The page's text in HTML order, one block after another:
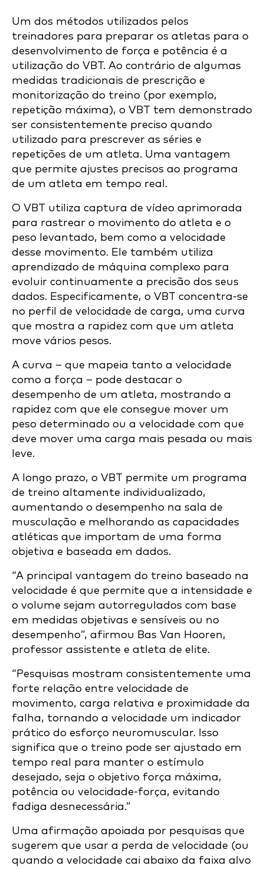
Um dos métodos utilizados pelos
treinadores para preparar os atletas para o
desenvolvimento de força e potência é a
utilização do VBT. Ao contrário de algumas
medidas tradicionais de prescrição e
monitorização do treino (por exemplo,
repetição máxima), o VBT tem demonstrado
ser consistentemente preciso quando
utilizado para prescrever as séries e
repetições de um atleta. Uma vantagem
que permite ajustes precisos ao programa
de um atleta em tempo real.
O VBT utiliza captura de vídeo aprimorada
para rastrear o movimento do atleta e o
peso levantado, bem como a velocidade
desse movimento. Ele também utiliza
aprendizado de máquina complexo para
evoluir continuamente a precisão dos seus
dados. Especificamente, o VBT concentra-se
no perfil de velocidade de carga, uma curva
que mostra a rapidez com que um atleta
move vários pesos.
A curva – que mapeia tanto a velocidade
como a força – pode destacar o
desempenho de um atleta, mostrando a
rapidez com que ele consegue mover um
peso determinado ou a velocidade com que
deve mover uma carga mais pesada ou mais
leve.
A longo prazo, o VBT permite um programa
de treino altamente individualizado,
aumentando o desempenho na sala de
musculação e melhorando as capacidades
atléticas que importam de uma forma
objetiva e baseada em dados.
“A principal vantagem do treino baseado na
velocidade é que permite que a intensidade e
o volume sejam autorregulados com base
em medidas objetivas e sensíveis ou no
desempenho”, afirmou Bas Van Hooren,
professor assistente e atleta de elite.
“Pesquisas mostram consistentemente uma
forte relação entre velocidade de
movimento, carga relativa e proximidade da
falha, tornando a velocidade um indicador
prático do esforço neuromuscular. Isso
significa que o treino pode ser ajustado em
tempo real para manter o estímulo
desejado, seja o objetivo força máxima,
potência ou velocidade-força, evitando
fadiga desnecessária.”
Uma afirmação apoiada por pesquisas que
sugerem que usar a perda de velocidade (ou
quando a velocidade cai abaixo da faixa alvo